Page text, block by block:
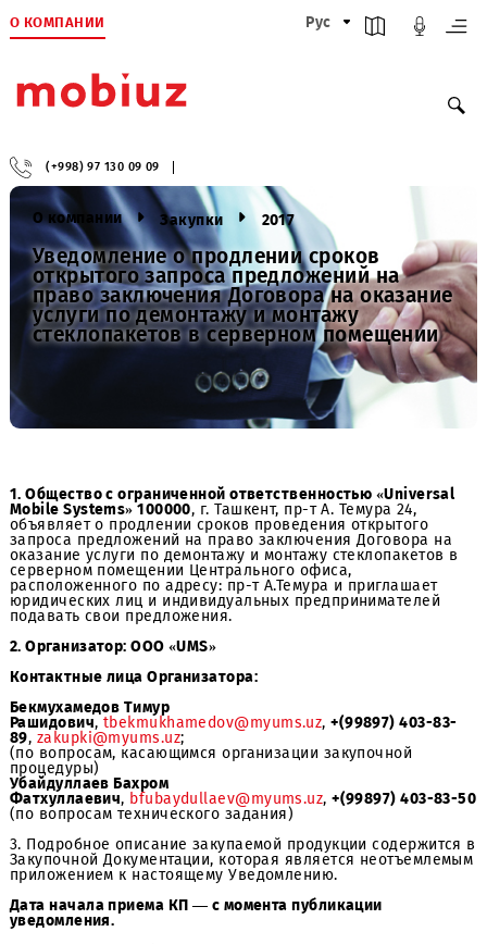
О КОМПАНИИ Рус
(+998) 97 130 09 09
О компании Закупки 2017
Уведомление о продлении сроков
открытого запроса предложений на
право заключения Договора на
услуги по демонтажу и монтажу
стеклопакетов в серверном помещении
1. Общество с ограниченной ответственностью
Mobile Systems» 100000, г. Ташкент, пр-т А. Темура 24,
объявляет о продлении сроков проведения открытого
запроса предложений на право заключения Договора
оказание услуги по демонтажу и монтажу
расположенного по адресу: пр-т А.Темура и приглашает
юридических лиц и индивидуальных
подавать свои предложения.
2. Организатор: ООО «UMS»
Контактные лица Организатора:
Бекмухамедов Тимур
Рашидович,tbekmukhamedov@myums.uz,+(99897) 403-
89,zakupki@myums.uz;
(по вопросам, касающимся организации закупочной
процедуры)
Убайдуллаев Бахром
Фатхуллаевич
bfubaydullaev@myums.uz
(по вопросам технического задания)